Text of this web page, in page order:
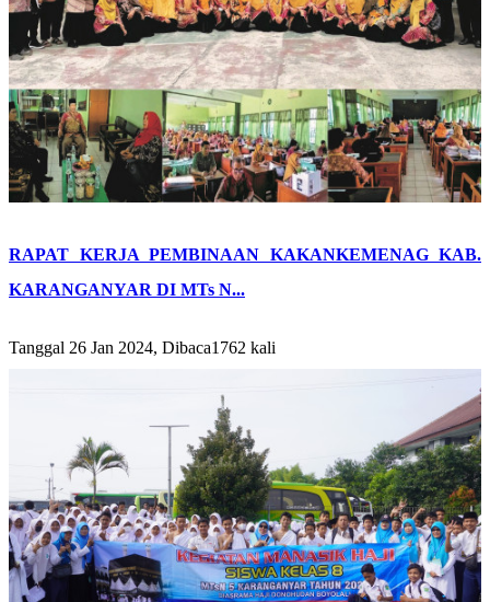
RAPAT KERJA PEMBINAAN KAKANKEMENAG KAB.
KARANGANYAR DI MTs N...
Tanggal 26 Jan 2024, Dibaca1762 kali